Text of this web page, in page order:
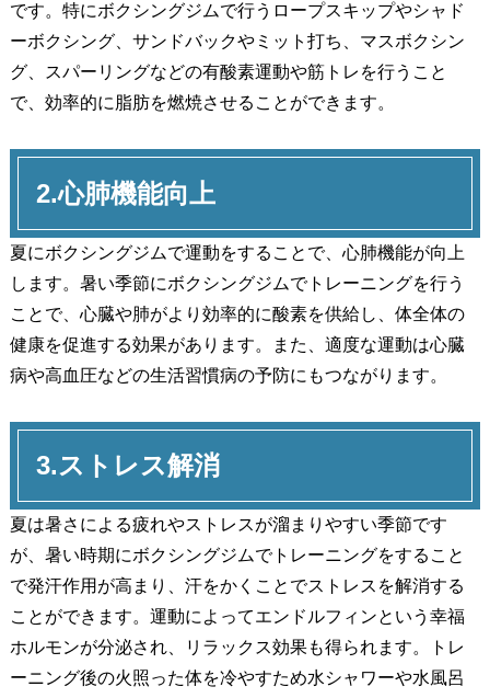
です。特にボクシングジムで行うロープスキップやシャド
ーボクシング、サンドバックやミット打ち、マスボクシン
グ、スパーリングなどの有酸素運動や筋トレを行うこと
で、効率的に脂肪を燃焼させることができます。
2.心肺機能向上
夏にボクシングジムで運動をすることで、心肺機能が向上
します。暑い季節にボクシングジムでトレーニングを行う
ことで、心臓や肺がより効率的に酸素を供給し、体全体の
健康を促進する効果があります。また、適度な運動は心臓
病や高血圧などの生活習慣病の予防にもつながります。
3.ストレス解消
夏は暑さによる疲れやストレスが溜まりやすい季節です
が、暑い時期にボクシングジムでトレーニングをすること
で発汗作用が高まり、汗をかくことでストレスを解消する
ことができます。運動によってエンドルフィンという幸福
ホルモンが分泌され、リラックス効果も得られます。トレ
ーニング後の火照った体を冷やすため水シャワーや水風呂